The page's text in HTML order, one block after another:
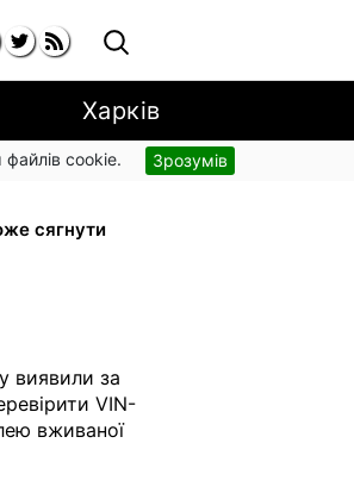
Харків
файлів cookie. Зрозумів
від
сягнути
виявили за
VIN-
вживаної